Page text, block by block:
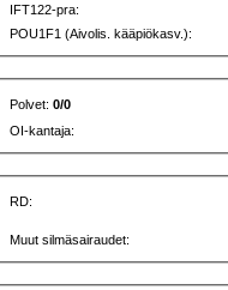
IFT122-pra:
POU1F1 (Aivolis. kääpiökasv.):
Polvet:0/0
OI-kantaja:
RD:
Muut silmäsairaudet: